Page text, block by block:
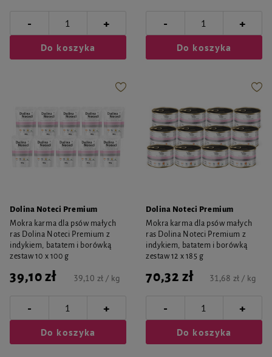
- +
Do koszyka
- +
Do koszyka
Dolina Noteci Premium
Mokra karma dla psów małych
ras Dolina Noteci Premium z
indykiem, batatem i borówką
zestaw 10 x 100 g
39,10 zł 39,10 zł / kg
- +
Do koszyka
Dolina Noteci Premium
Mokra karma dla psów małych
ras Dolina Noteci Premium z
indykiem, batatem i borówką
zestaw 12 x 185 g
70,32 zł 31,68 zł / kg
- +
Do koszyka